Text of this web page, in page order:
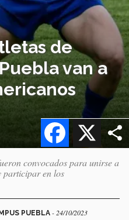
de
van a
X
Facebook
convocados para unirse a
participar en los
PUEBLA - 24/10/2023